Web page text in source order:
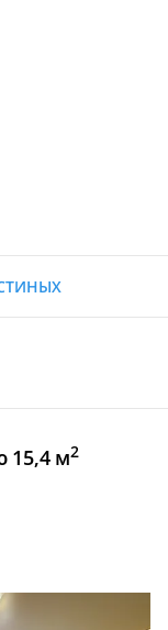
15,4 м2